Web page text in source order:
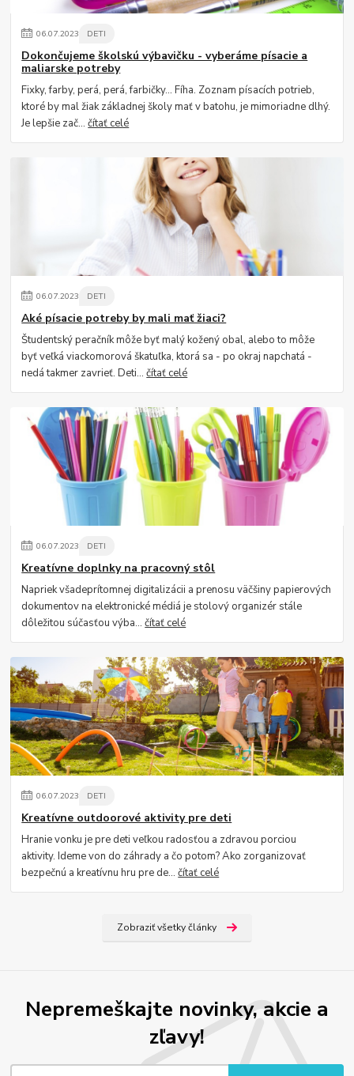
06.07.2023 DETI
Dokončujeme školskú výbavičku - vyberáme písacie a
maliarske potreby
Fixky, farby, perá, perá, farbičky... Fíha. Zoznam písacích potrieb,
ktoré by mal žiak základnej školy mať v batohu, je mimoriadne dlhý.
Je lepšie zač...čítať celé
06.07.2023 DETI
Aké písacie potreby by mali mať žiaci?
Študentský peračník môže byť malý kožený obal, alebo to môže
byť veľká viackomorová škatuľka, ktorá sa - po okraj napchatá -
nedá takmer zavrieť. Deti...čítať celé
06.07.2023 DETI
Kreatívne doplnky na pracovný stôl
Napriek všadeprítomnej digitalizácii a prenosu väčšiny papierových
dokumentov na elektronické médiá je stolový organizér stále
dôležitou súčasťou výba...čítať celé
06.07.2023 DETI
Kreatívne outdoorové aktivity pre deti
Hranie vonku je pre deti veľkou radosťou a zdravou porciou
aktivity. Ideme von do záhrady a čo potom? Ako zorganizovať
bezpečnú a kreatívnu hru pre de...čítať celé
Zobraziť všetky články
Nepremeškajte novinky, akcie a
zľavy!